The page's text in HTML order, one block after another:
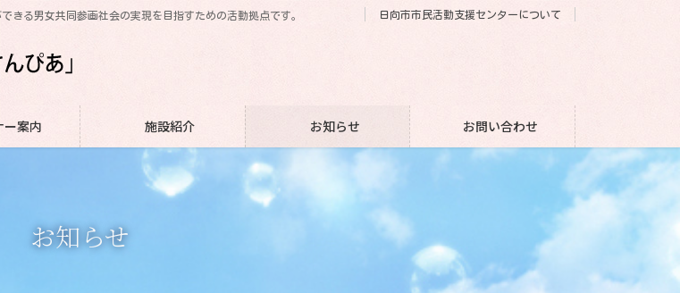
きる男女共同参画社会の実現を目指すための活動拠点です。 日向市市民活動支援センターについて
ー案内 施設紹介 お知らせ お問い合わせ
お知らせ